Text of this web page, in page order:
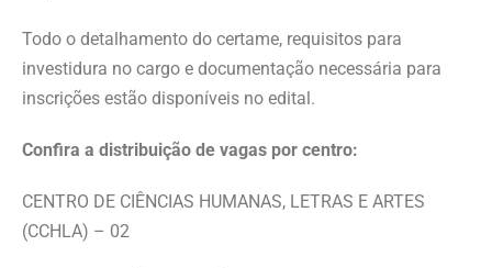
Todo o detalhamento do certame, requisitos para
investidura no cargo e documentação necessária para
inscrições estão disponíveis no edital.
Confira a distribuição de vagas por centro:
CENTRO DE CIÊNCIAS HUMANAS, LETRAS E ARTES
(CCHLA) – 02